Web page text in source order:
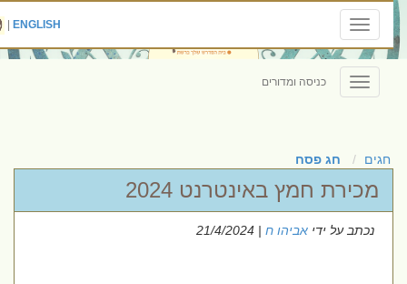
Toggle
navigation
ENGLISH
|
Toggle
navigation
כניסה ומדורים
חגים חג פסח
מכירת חמץ באינטרנט 2024
נכתב על ידיאביהו ח| 21/4/2024